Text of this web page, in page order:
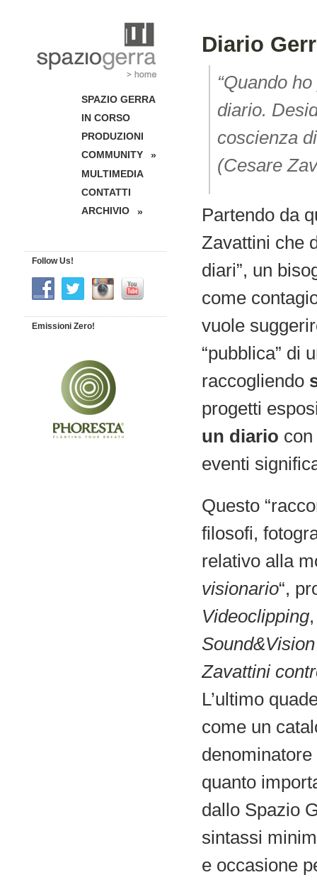
Diario
“Quando
diario.
coscienza
(Cesare
Partendo da
Zavattini che
diari”, un
come
vuole
“pubblica” di
raccogliendo
progetti
un diario
eventi
Questo
filosofi,
relativo alla
visionario“,
Videoclipping
Sound&Vision
Zavattini
L’ultimo
come un
quanto
dallo Spazio
sintassi
e occasione
SPAZIO GERRA
IN CORSO
PRODUZIONI
COMMUNITY
»
MULTIMEDIA
CONTATTI
ARCHIVIO
»
Follow Us!
Emissioni Zero!